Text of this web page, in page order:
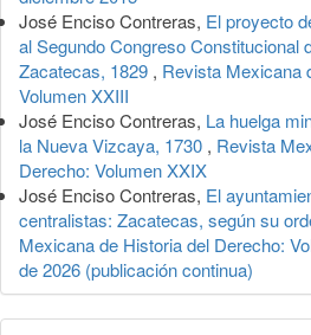
José Enciso Contreras, El proyecto
al Segundo Congreso Constitucional
Zacatecas, 1829 , Revista Mexicana
Volumen XXIII
José Enciso Contreras, La huelga
la Nueva Vizcaya, 1730 , Revista
Derecho: Volumen XXIX
José Enciso Contreras, El
centralistas: Zacatecas, según su
Mexicana de Historia del Derecho:
de 2026 (publicación continua)